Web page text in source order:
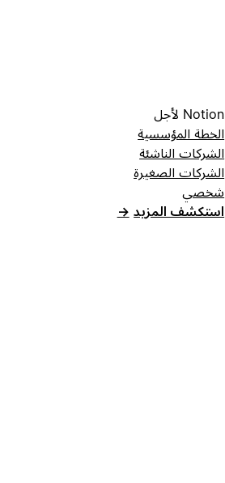
Notion لأجل
الخطة المؤسسية
الشركات الناشئة
الشركات الصغيرة
شخصي
استكشف المزيد →